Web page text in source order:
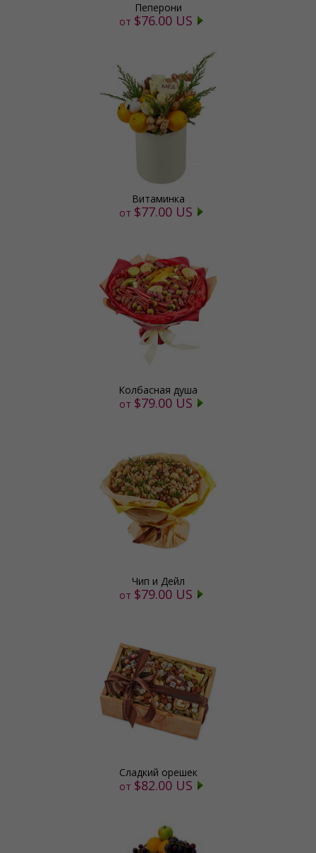
Пеперони
от $76.00 US
Витаминка
от $77.00 US
Колбасная душа
от $79.00 US
Чип и Дейл
от $79.00 US
Сладкий орешек
от $82.00 US